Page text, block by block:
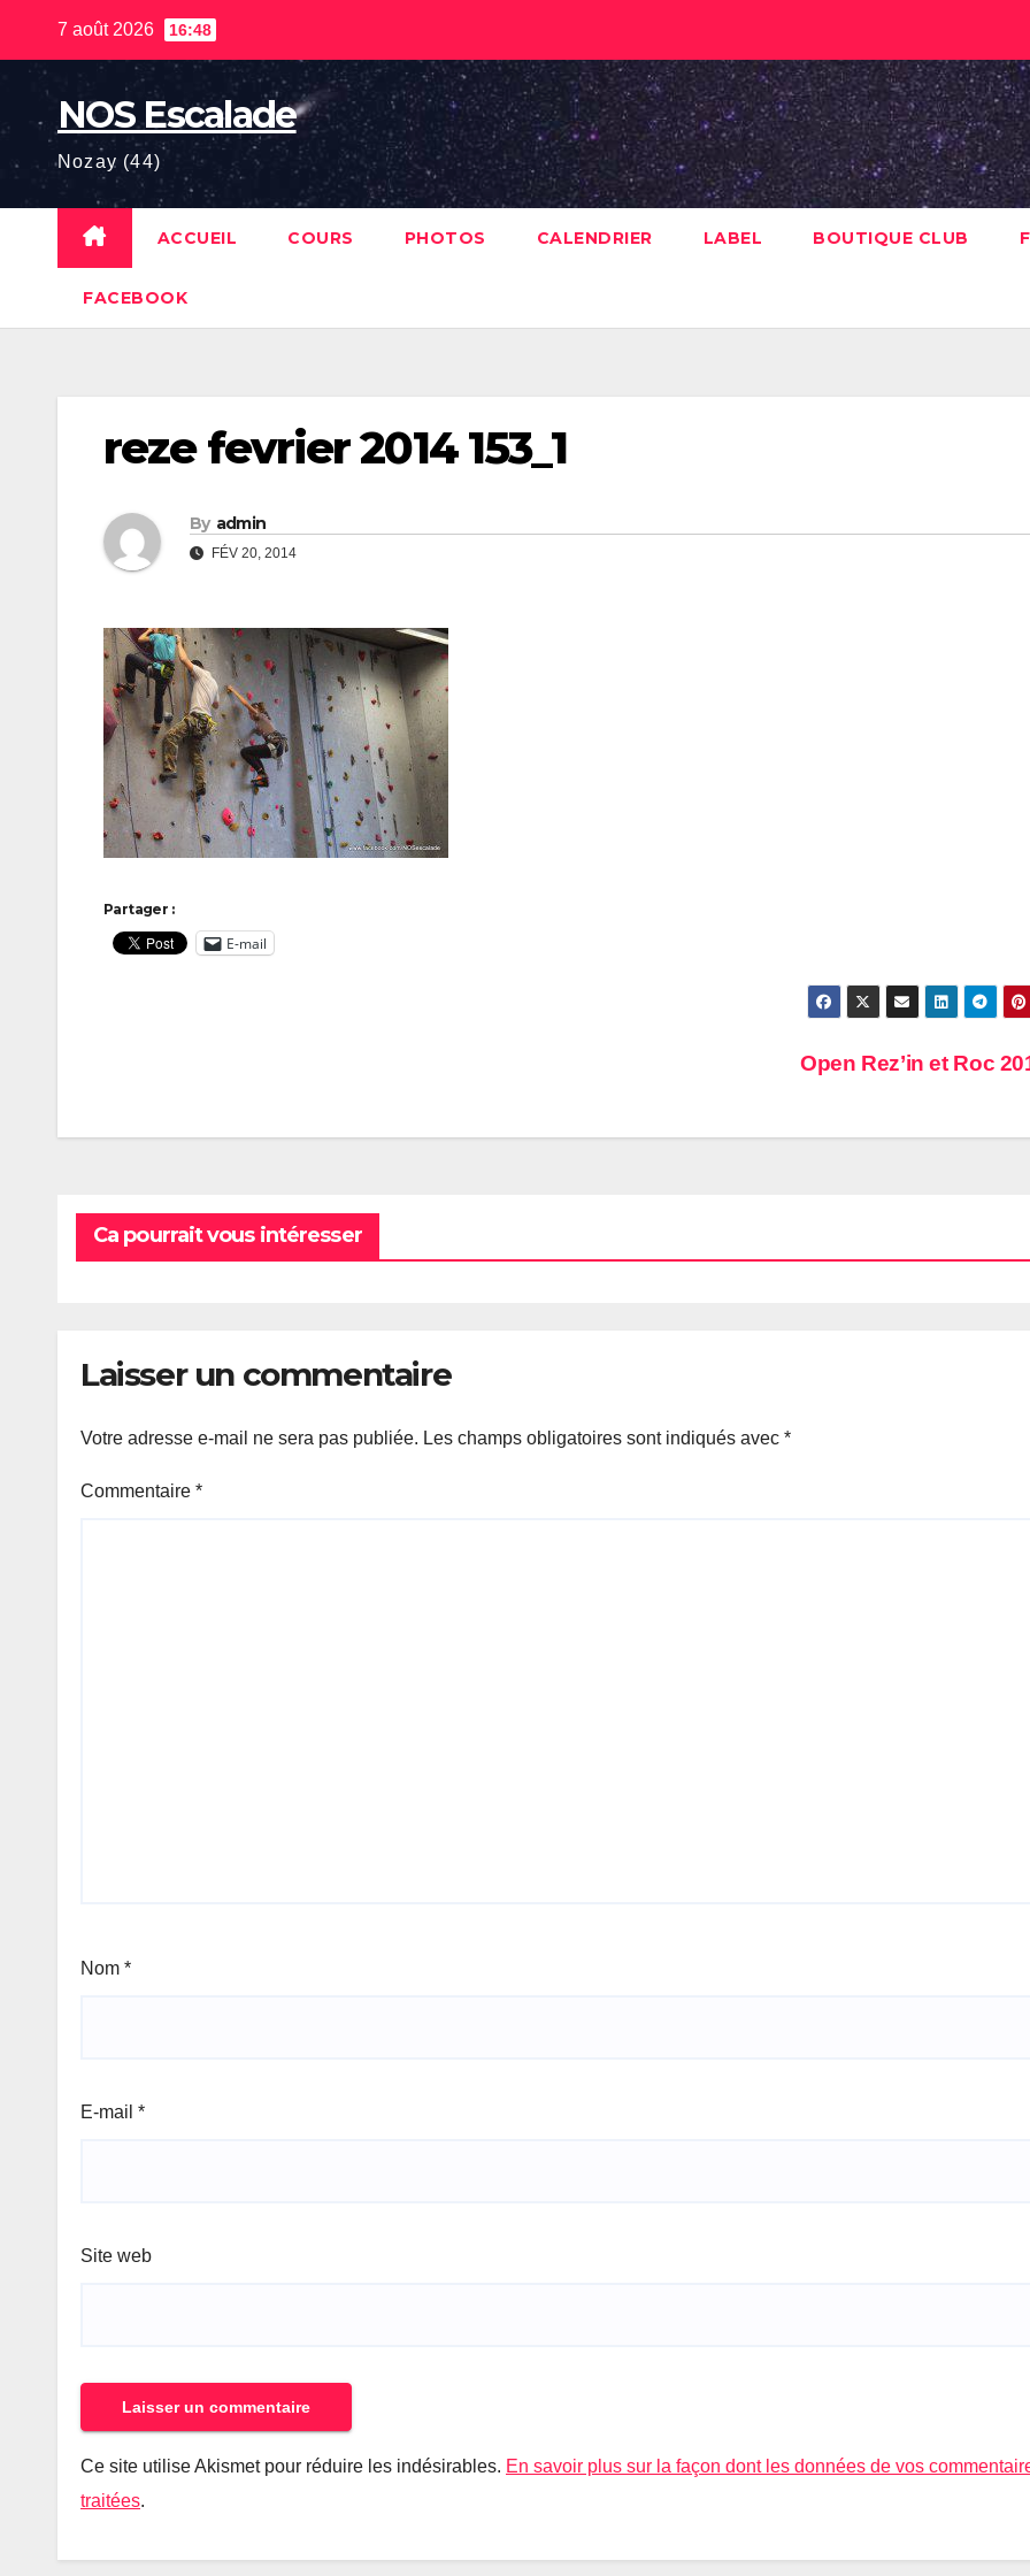
7 août 2026 16:48
NOS Escalade
Nozay (44)
ACCUEIL COURS PHOTOS CALENDRIER LABEL BOUTIQUE CLUB
FACEBOOK
reze fevrier 2014 153_1
By admin
FÉV 20, 2014
Partager :
E-mail
Open Rez’in et Roc
Ca pourrait vous intéresser
Laisser un commentaire
Votre adresse e-mail ne sera pas publiée. Les champs obligatoires sont indiqués avec *
Commentaire *
Nom *
E-mail *
Site web
Ce site utilise Akismet pour réduire les indésirables. En savoir plus sur la façon dont les données de vos
traitées.